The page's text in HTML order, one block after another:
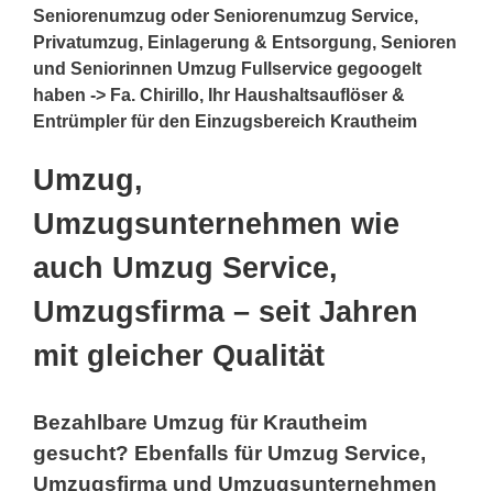
Seniorenumzug oder Seniorenumzug Service,
Privatumzug, Einlagerung & Entsorgung, Senioren
und Seniorinnen Umzug Fullservice gegoogelt
haben -> Fa. Chirillo, Ihr Haushaltsauflöser &
Entrümpler für den Einzugsbereich Krautheim
Umzug,
Umzugsunternehmen wie
auch Umzug Service,
Umzugsfirma – seit Jahren
mit gleicher Qualität
Bezahlbare Umzug für Krautheim
gesucht? Ebenfalls für Umzug Service,
Umzugsfirma und Umzugsunternehmen